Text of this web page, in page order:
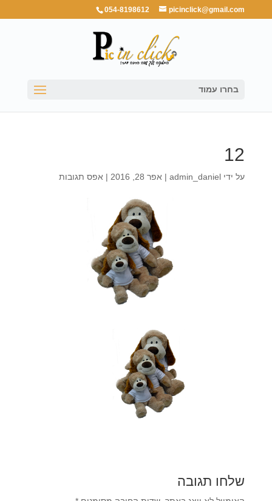
054-8198612 picinclick@gmail.com
בחרו עמוד
12
על ידי admin_daniel
| אפר 28, 2016 | אפס תגובות
שלחו תגובה